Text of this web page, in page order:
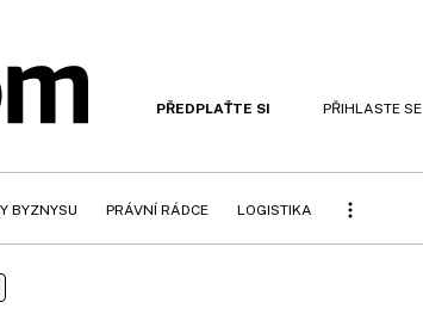
PŘEDPLAŤTE SI PŘIHLASTE SE
BYZNYSU PRÁVNÍ RÁDCE LOGISTIKA